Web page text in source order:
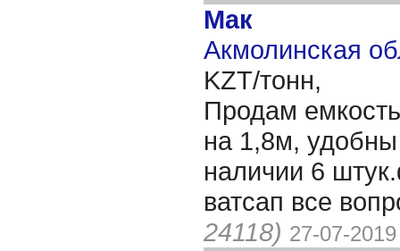
Мак
Акмолинская
KZT/тонн,
Продам
на 1,8м,
наличии 6
ватсап все
24118) 27-07-2019